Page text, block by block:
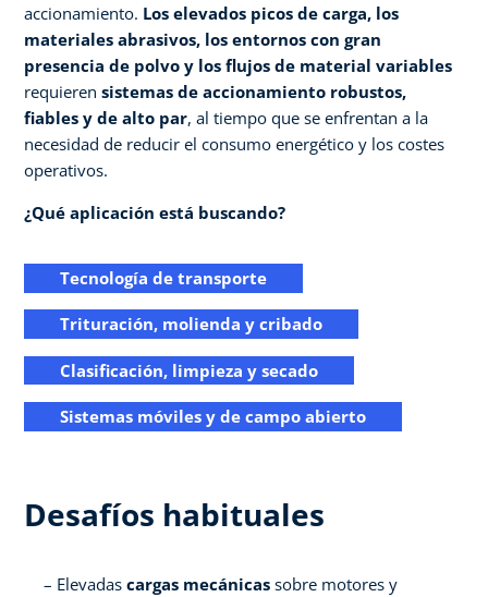
accionamiento. Los elevados picos de carga, los
materiales abrasivos, los entornos con gran
presencia de polvo y los flujos de material variables
requieren sistemas de accionamiento robustos,
fiables y de alto par, al tiempo que se enfrentan a la
necesidad de reducir el consumo energético y los costes
operativos.
¿Qué aplicación está buscando?
Tecnología de transporte
Trituración, molienda y cribado
Clasificación, limpieza y secado
Sistemas móviles y de campo abierto
Desafíos habituales
Elevadas cargas mecánicas sobre motores y